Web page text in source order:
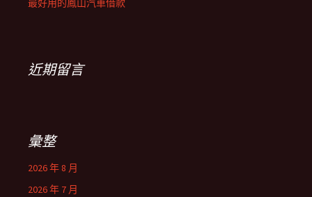
最好用的鳳山汽車借款
近期留言
彙整
2026 年 8 月
2026 年 7 月